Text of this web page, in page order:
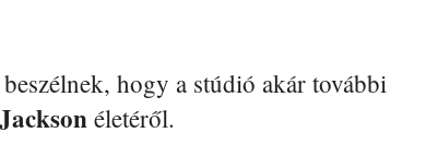
hogy a stúdió akár további
életéről.